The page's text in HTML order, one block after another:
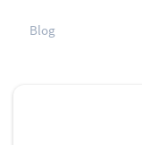
Blog